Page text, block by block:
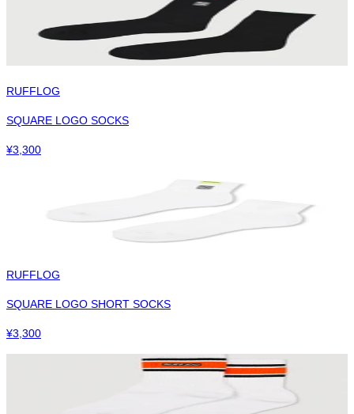
RUFFLOG
SQUARE LOGO SOCKS
¥3,300
RUFFLOG
SQUARE LOGO SHORT SOCKS
¥3,300